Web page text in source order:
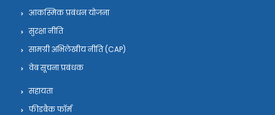
आकस्मिक प्रबंधन योजना
सुरक्षा नीति
सामग्री अभिलेखीय नीति (CAP)
वेब सूचना प्रबंधक
सहायता
फीडबैक फॉर्म